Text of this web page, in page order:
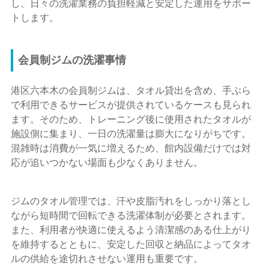
し、日々の洗濯業務の負担軽減と安定した運用をサポー
トします。
会員制ジムの洗濯事情
港区六本木の会員制ジムは、タオル貸出を含め、手ぶら
で利用できるサービスが提供されているケースも見られ
ます。そのため、トレーニング後に使用されたタオルが
施設側に集まり、一日の洗濯量は膨大になりがちです。
混雑時は消費が一気に増えるため、館内設備だけでは対
応が追いつかない場面も少なくありません。
ジムのタオル管理では、汗や皮脂汚れをしっかり落とし
ながら短時間で回転できる洗濯体制が必要とされます。
また、利用者が快適に使えるよう清潔感のある仕上がり
を維持するとともに、安定した回収と納品によってタオ
ルの供給を途切れさせない運用も重要です。